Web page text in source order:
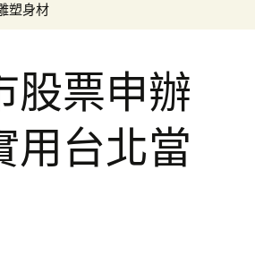
塑身材
股票申辦
用台北當